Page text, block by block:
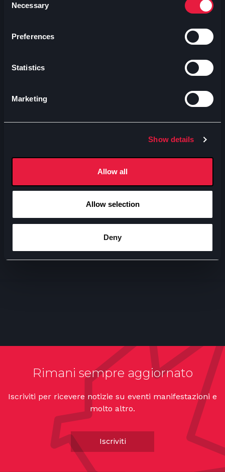
Selection
Necessary
Preferences
Statistics
Marketing
Show details
Allow all
Allow selection
Deny
Rimani sempre aggiornato
Iscriviti per ricevere notizie su eventi manifestazioni e
molto altro.
Iscriviti